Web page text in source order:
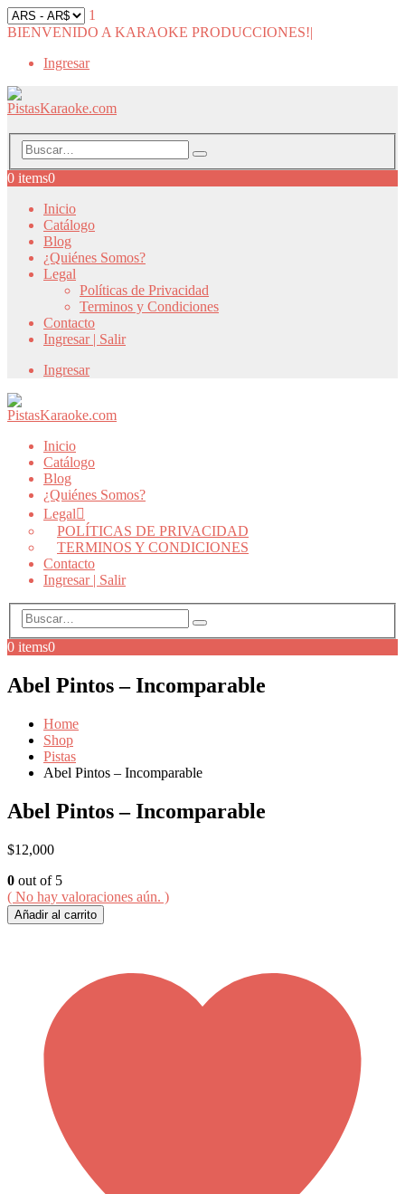
1
BIENVENIDO A KARAOKE PRODUCCIONES!|
Ingresar
0 items0
Inicio
Catálogo
Blog
¿Quiénes Somos?
Legal
Políticas de Privacidad
Terminos y Condiciones
Contacto
Ingresar | Salir
Ingresar
Inicio
Catálogo
Blog
¿Quiénes Somos?
Legal
POLÍTICAS DE PRIVACIDAD
TERMINOS Y CONDICIONES
Contacto
Ingresar | Salir
0 items0
Abel Pintos – Incomparable
Home
Shop
Pistas
Abel Pintos – Incomparable
Abel Pintos – Incomparable
$12,000
0 out of 5
( No hay valoraciones aún. )
Añadir al carrito